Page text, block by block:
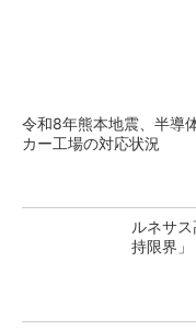
令和8年熊本地震、半導
カー工場の対応状況
ルネサ
持限界